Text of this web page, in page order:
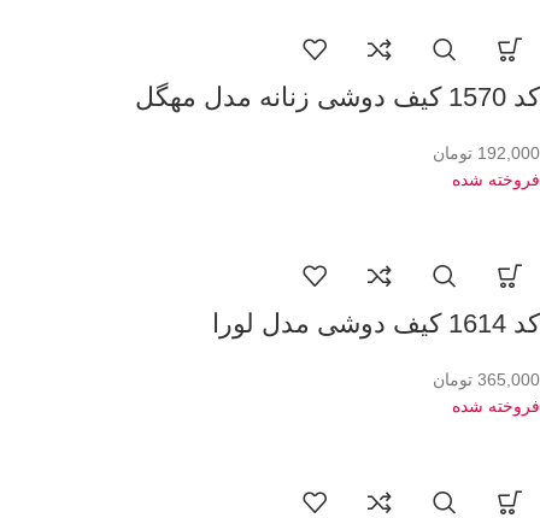
کد 1570 کیف دوشی زنانه مدل مهگل
192,000 تومان
فروخته شده
کد 1614 کیف دوشی مدل لورا
365,000 تومان
فروخته شده